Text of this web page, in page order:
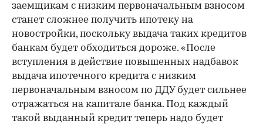
заемщикам с низким первоначальным взносом
станет сложнее получить ипотеку на
новостройки, поскольку выдача таких кредитов
банкам будет обходиться дороже. «После
вступления в действие повышенных надбавок
выдача ипотечного кредита с низким
первоначальным взносом по ДДУ будет сильнее
отражаться на капитале банка. Под каждый
такой выданный кредит теперь надо будет